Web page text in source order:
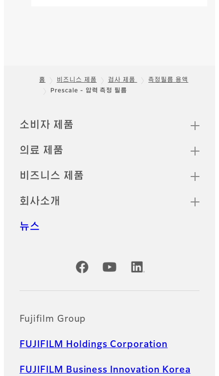
홈 비즈니스 제품 검사 제품
측정필름 용액
Prescale - 압력 측정 필름
빠른 링크
소비자 제품
의료 제품
비즈니스 제품
회사소개
뉴스
공식 SNS 계정
Fujifilm Group
FUJIFILM Holdings Corporation
FUJIFILM Business Innovation Korea